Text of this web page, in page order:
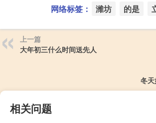
网络标签： 潍坊 的是
上一篇
大年初三什么时间送先人
冬
相关问题